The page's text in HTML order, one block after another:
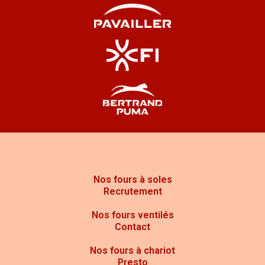
Une marque pionnière depuis 1946
Pavaillerest depuis près de 80
ans un acteur majeur de la boulangerie française.
Elle a accompagné toutes les évolutions du métier,
industrielle, en passant par la modernisation des
Nos fours à soles
Recrutement
Nos fours ventilés
Contact
Nos fours à chariot
Presto